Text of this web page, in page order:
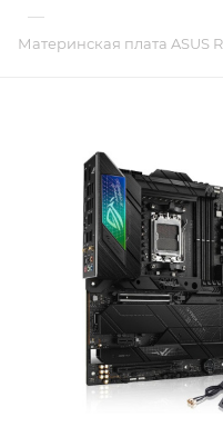
—
Материнская плата ASUS